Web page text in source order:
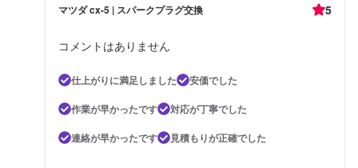
マツダ cx-5 | スパークプラグ交換 5
コメントはありません
仕上がりに満足しました
安価でした
作業が早かったです
対応が丁寧でした
連絡が早かったです
見積もりが正確でした